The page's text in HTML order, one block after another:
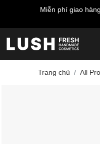
Miễn phí giao hàng cho
Trang chủ All